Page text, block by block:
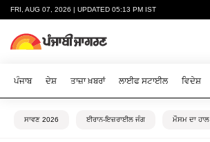
FRI, AUG 07, 2026 | UPDATED 05:13 PM IST
ਪੰਜਾਬ ਦੇਸ਼ ਤਾਜ਼ਾ ਖ਼ਬਰਾਂ ਲਾਈਫ ਸਟਾਈਲ ਵਿਦੇਸ਼
ਸਾਵਣ 2026 ਈਰਾਨ-ਇਜ਼ਰਾਈਲ ਜੰਗ ਮੌਸਮ ਦਾ ਹਾਲ